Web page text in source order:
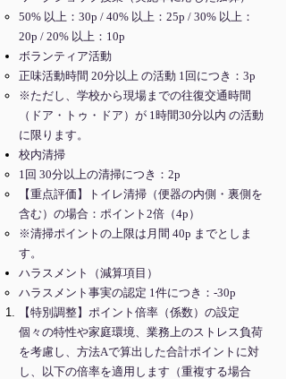
50% 以上：30p / 40% 以上：25p / 30% 以上：
20p / 20% 以上：10p
ボランティア活動
正味活動時間 20分以上 の活動 1回につき：3p
※ただし、学校から現場までの往復交通時間
（ドア・トゥ・ドア）が 1時間30分以内 の活動
に限ります。
校内清掃
1回 30分以上の清掃につき：2p
【重点評価】トイレ清掃（便器の内側・裏側を
含む）の場合：ポイント2倍（4p）
※清掃ポイントの上限は月間 40p までとしま
す。
ハラスメント（減算項目）
ハラスメント事実の認定 1件につき：-30p
【特別調整】ポイント倍率（係数）の設定
個々の特性や家庭環境、業務上のストレス負荷
を考慮し、方法Aで算出した合計ポイントに対
し、以下の倍率を適用します（重複する場合